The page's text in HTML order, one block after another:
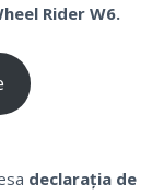
Rider W6.
declarația de